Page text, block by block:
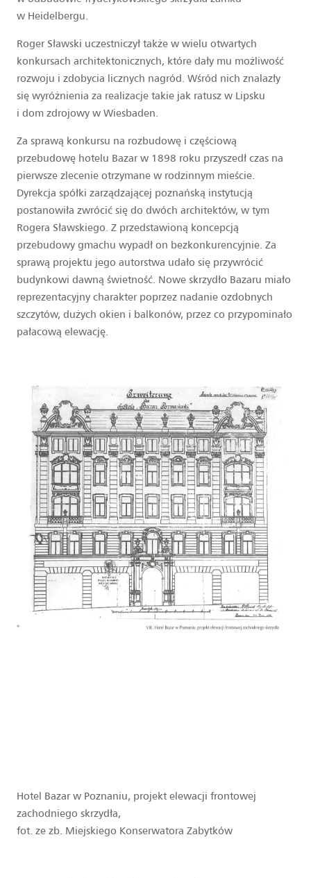
w Heidelbergu.
Roger Sławski uczestniczył także w wielu otwartych
konkursach architektonicznych, które dały mu możliwość
rozwoju i zdobycia licznych nagród. Wśród nich znalazły
się wyróżnienia za realizacje takie jak ratusz w Lipsku
i dom zdrojowy w Wiesbaden.
Za sprawą konkursu na rozbudowę i częściową
przebudowę hotelu Bazar w 1898 roku przyszedł czas na
pierwsze zlecenie otrzymane w rodzinnym mieście.
Dyrekcja spółki zarządzającej poznańską instytucją
postanowiła zwrócić się do dwóch architektów, w tym
Rogera Sławskiego. Z przedstawioną koncepcją
przebudowy gmachu wypadł on bezkonkurencyjnie. Za
sprawą projektu jego autorstwa udało się przywrócić
budynkowi dawną świetność. Nowe skrzydło Bazaru miało
reprezentacyjny charakter poprzez nadanie ozdobnych
szczytów, dużych okien i balkonów, przez co przypominało
pałacową elewację.
Hotel Bazar w Poznaniu, projekt elewacji frontowej
zachodniego skrzydła,
fot. ze zb. Miejskiego Konserwatora Zabytków